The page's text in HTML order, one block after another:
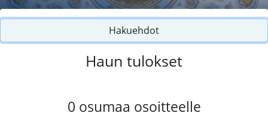
Hakuehdot
Haun tulokset
0 osumaa osoitteelle